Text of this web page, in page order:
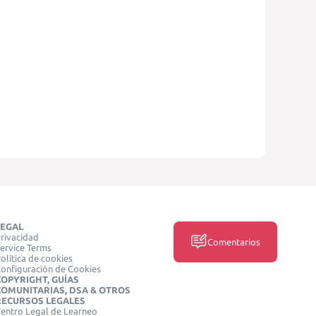
Terms
de cookies
de Cookies
GUÍAS
DSA & OTROS
LEGALES
Legal de Learneo
Comentarios